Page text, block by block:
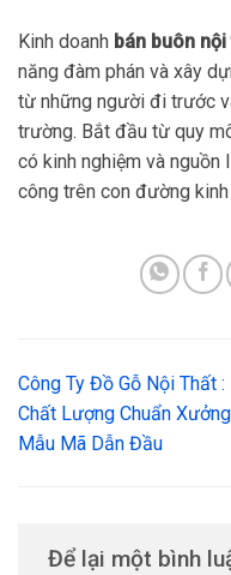
Kinh doanh bán buôn
năng đàm phán và xây
từ những người đi trước
trường. Bắt đầu từ quy
có kinh nghiệm và nguồn
công trên con đường
Công Ty Đồ Gỗ Nội Thất :
Chất Lượng Chuẩn
Mẫu Mã Dẫn Đầu
Để lại một bình